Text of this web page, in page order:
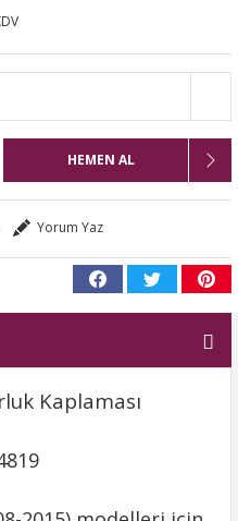
HEMEN AL
Yorum Yaz
Kaplaması